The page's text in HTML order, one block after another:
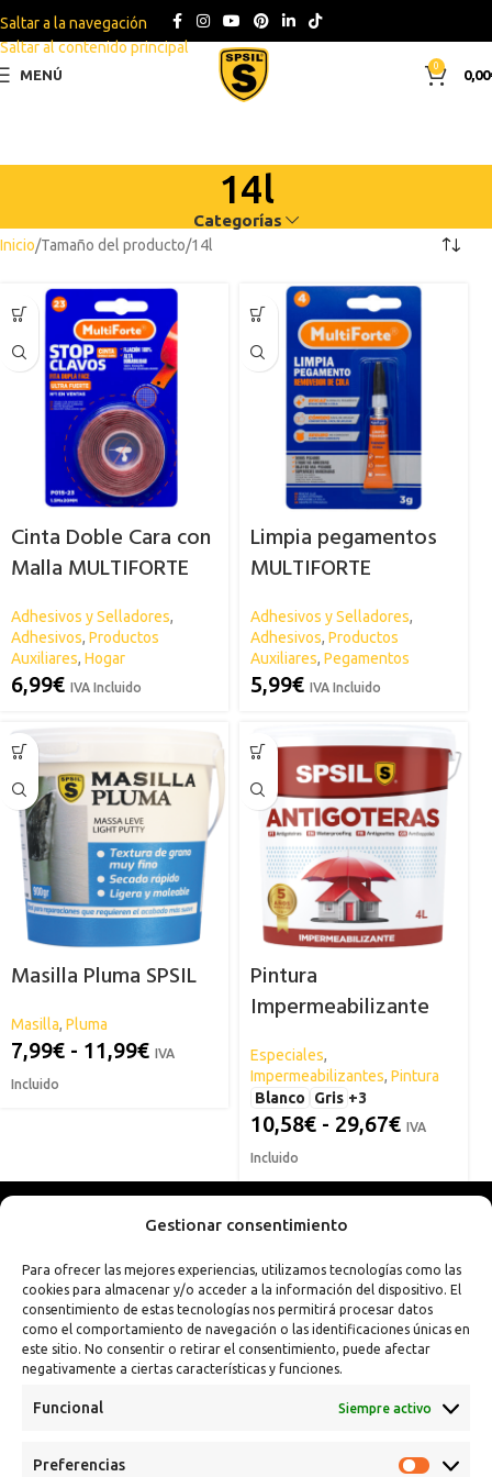
Gestionar consentimiento
Para ofrecer las mejores experiencias, utilizamos tecnologías como las
cookies para almacenar y/o acceder a la información del dispositivo. El
consentimiento de estas tecnologías nos permitirá procesar datos
como el comportamiento de navegación o las identificaciones únicas en
este sitio. No consentir o retirar el consentimiento, puede afectar
negativamente a ciertas características y funciones.
Funcional Siempre activo
Preferencias
Saltar a la navegación
Saltar al contenido principal
MENÚ
0
0,00
14l
Categorías
Inicio Tamaño del producto 14l
Cinta Doble Cara con
Malla MULTIFORTE
Adhesivos y Selladores,
Adhesivos, Productos
Auxiliares, Hogar
6,99€ IVA Incluido
Limpia pegamentos
MULTIFORTE
Adhesivos y Selladores,
Adhesivos, Productos
Auxiliares, Pegamentos
5,99€ IVA Incluido
Masilla Pluma SPSIL
Masilla, Pluma
7,99€ - 11,99€ IVA
Incluido
Pintura
Impermeabilizante
Antigoteras Spsil
Especiales,
Impermeabilizantes, Pintura
Blanco
Gris +3
10,58€ - 29,67€ IVA
Incluido